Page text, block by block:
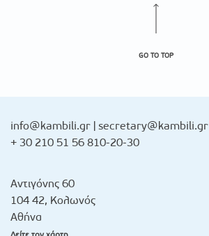
GO TO TOP
info@kambili.gr secretary@kambili.gr
+ 30 210 51 56 810-20-30
Αντιγόνης 60
104 42, Κολωνός
Αθήνα